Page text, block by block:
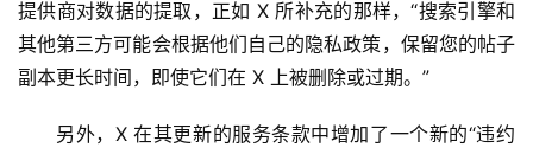
提供商对数据的提取，正如 X 所补充的那样，“搜索引擎和
其他第三方可能会根据他们自己的隐私政策，保留您的帖子
副本更长时间，即使它们在 X 上被删除或过期。”
另外，X 在其更新的服务条款中增加了一个新的“违约